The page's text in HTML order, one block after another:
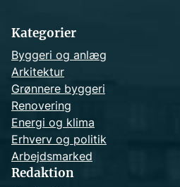
Kategorier
Byggeri og anlæg
Arkitektur
Grønnere byggeri
Renovering
Energi og klima
Erhverv og politik
Arbejdsmarked
Redaktion